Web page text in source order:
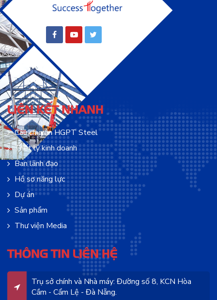
LIÊN KẾT NHANH
Câu chuyện HGPT Steel
Triết lý kinh doanh
Ban lãnh đạo
Hồ sơ năng lực
Dự án
Sản phẩm
Thư viện Media
THÔNG TIN LIÊN HỆ
Trụ sở chính và Nhà máy: Đường số 8, KCN Hòa
Cầm - Cẩm Lệ - Đà Nẵng.